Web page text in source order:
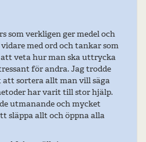
som verkligen ger medel och
med ord och tankar som
veta hur man ska uttrycka
för andra. Jag trodde
sortera allt man vill säga
har varit till stor hjälp.
utmanande och mycket
släppa allt och öppna alla